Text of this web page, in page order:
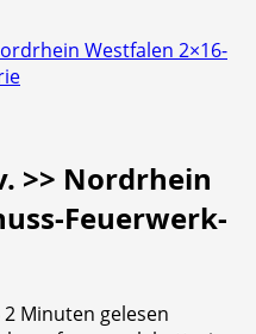
Westfalen 2×16-
>> Nordrhein
Feuerwerk-
2 Minuten gelesen